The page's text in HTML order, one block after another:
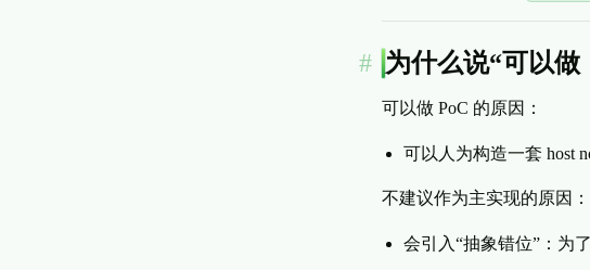
为什么说“可以
可以做 PoC 的原因：
可以人为构造一套 host
不建议作为主实现的原因：
会引入“抽象错位”：为